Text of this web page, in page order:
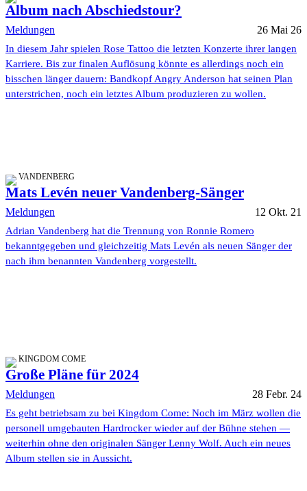
Album nach Abschiedstour?
Meldungen 26 Mai 26
In diesem Jahr spielen Rose Tattoo die letzten Konzerte ihrer langen
Karriere. Bis zur finalen Auflösung könnte es allerdings noch ein
bisschen länger dauern: Bandkopf Angry Anderson hat seinen Plan
unterstrichen, noch ein letztes Album produzieren zu wollen.
VANDENBERG
Mats Levén neuer Vandenberg-Sänger
Meldungen 12 Okt. 21
Adrian Vandenberg hat die Trennung von Ronnie Romero
bekanntgegeben und gleichzeitig Mats Levén als neuen Sänger der
nach ihm benannten Vandenberg vorgestellt.
KINGDOM COME
Große Pläne für 2024
Meldungen 28 Febr. 24
Es geht betriebsam zu bei Kingdom Come: Noch im März wollen die
personell umgebauten Hardrocker wieder auf der Bühne stehen —
weiterhin ohne den originalen Sänger Lenny Wolf. Auch ein neues
Album stellen sie in Aussicht.